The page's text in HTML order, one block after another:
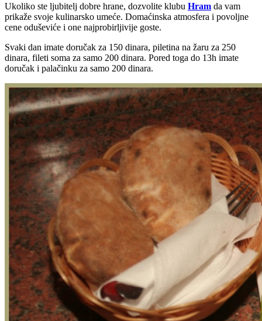
Ukoliko ste ljubitelj dobre hrane, dozvolite klubu Hram da vam
prikaže svoje kulinarsko umeće. Domaćinska atmosfera i povoljne
cene oduševiće i one najprobirljivije goste.
Svaki dan imate doručak za 150 dinara, piletina na žaru za 250
dinara, fileti soma za samo 200 dinara. Pored toga do 13h imate
doručak i palačinku za samo 200 dinara.